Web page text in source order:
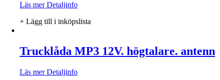
Läs merDetaljinfo
+ Lägg till i inköpslista
Trucklåda MP3 12V. högtalare. antenn
Läs merDetaljinfo